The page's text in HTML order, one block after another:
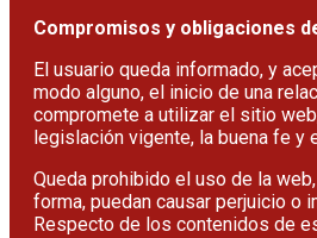
Compromisos y obligaciones
El usuario queda informado, y
modo alguno, el inicio de una
compromete a utilizar el sitio
legislación vigente, la buena fe y
Queda prohibido el uso de la
forma, puedan causar perjuicio o
Respecto de los contenidos de